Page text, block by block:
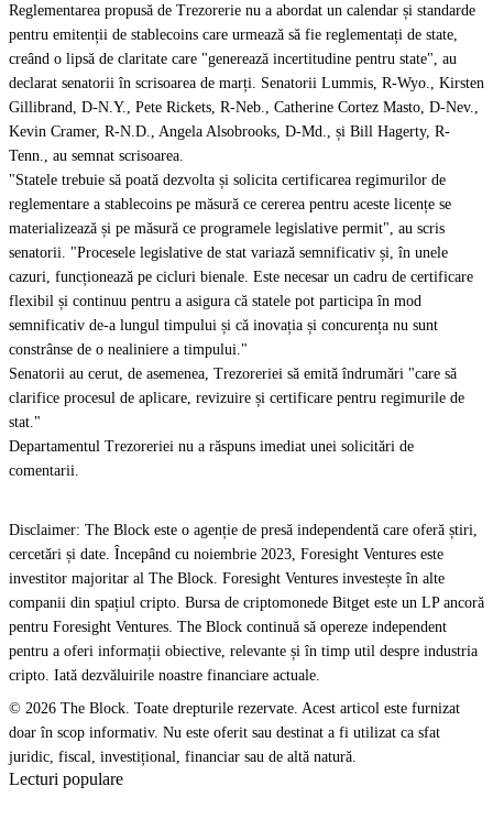
Reglementarea propusă de Trezorerie nu a abordat un calendar și standarde
pentru emitenții de stablecoins care urmează să fie reglementați de state,
creând o lipsă de claritate care "generează incertitudine pentru state", au
declarat senatorii în scrisoarea de marți. Senatorii Lummis, R-Wyo., Kirsten
Gillibrand, D-N.Y., Pete Rickets, R-Neb., Catherine Cortez Masto, D-Nev.,
Kevin Cramer, R-N.D., Angela Alsobrooks, D-Md., și Bill Hagerty, R-
Tenn., au semnat scrisoarea.
"Statele trebuie să poată dezvolta și solicita certificarea regimurilor de
reglementare a stablecoins pe măsură ce cererea pentru aceste licențe se
materializează și pe măsură ce programele legislative permit", au scris
senatorii. "Procesele legislative de stat variază semnificativ și, în unele
cazuri, funcționează pe cicluri bienale. Este necesar un cadru de certificare
flexibil și continuu pentru a asigura că statele pot participa în mod
semnificativ de-a lungul timpului și că inovația și concurența nu sunt
constrânse de o nealiniere a timpului."
Senatorii au cerut, de asemenea, Trezoreriei să emită îndrumări "care să
clarifice procesul de aplicare, revizuire și certificare pentru regimurile de
stat."
Departamentul Trezoreriei nu a răspuns imediat unei solicitări de
comentarii.
Disclaimer: The Block este o agenție de presă independentă care oferă știri,
cercetări și date. Începând cu noiembrie 2023, Foresight Ventures este
investitor majoritar al The Block. Foresight Ventures investește în alte
companii din spațiul cripto. Bursa de criptomonede Bitget este un LP ancoră
pentru Foresight Ventures. The Block continuă să opereze independent
pentru a oferi informații obiective, relevante și în timp util despre industria
cripto. Iată dezvăluirile noastre financiare actuale.
© 2026 The Block. Toate drepturile rezervate. Acest articol este furnizat
doar în scop informativ. Nu este oferit sau destinat a fi utilizat ca sfat
juridic, fiscal, investițional, financiar sau de altă natură.
Lecturi populare